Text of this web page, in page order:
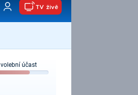
TV živě
volební účast